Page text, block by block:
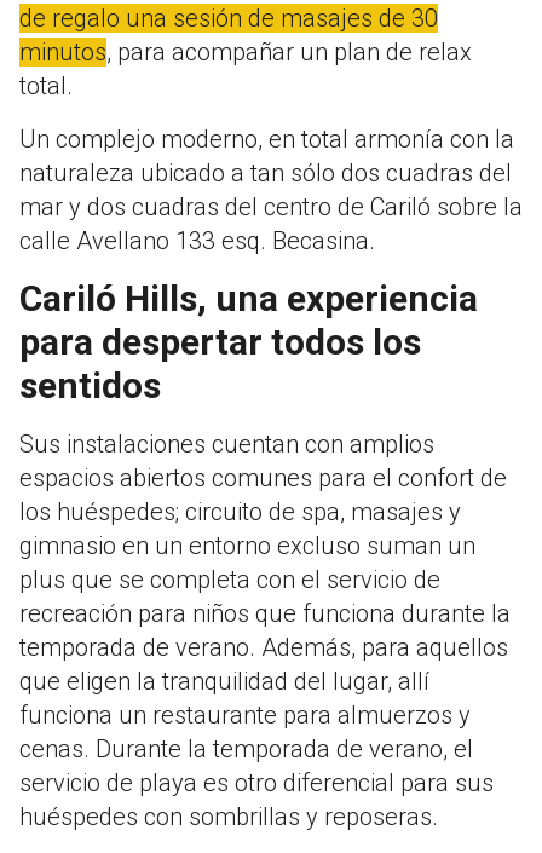
de regalo una sesión de masajes de 30
minutos, para acompañar un plan de relax
total.
Un complejo moderno, en total armonía con la
naturaleza ubicado a tan sólo dos cuadras del
mar y dos cuadras del centro de Cariló sobre la
calle Avellano 133 esq. Becasina.
Cariló Hills, una experiencia
para despertar todos los
sentidos
Sus instalaciones cuentan con amplios
espacios abiertos comunes para el confort de
los huéspedes; circuito de spa, masajes y
gimnasio en un entorno excluso suman un
plus que se completa con el servicio de
recreación para niños que funciona durante la
temporada de verano. Además, para aquellos
que eligen la tranquilidad del lugar, allí
funciona un restaurante para almuerzos y
cenas. Durante la temporada de verano, el
servicio de playa es otro diferencial para sus
huéspedes con sombrillas y reposeras.